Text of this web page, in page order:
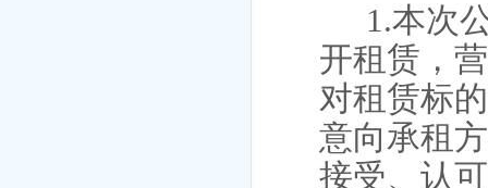
1.本次
开租赁，
对租赁标
意向承租方
接受、认